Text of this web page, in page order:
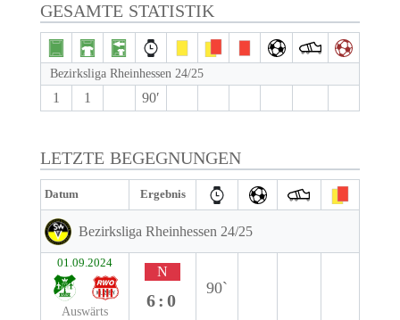
GESAMTE STATISTIK
Bezirksliga Rheinhessen 24/25
1 1 90′
LETZTE BEGEGNUNGEN
Datum Ergebnis
Bezirksliga Rheinhessen 24/25
01.09.2024
Auswärts
N
6:0
90`